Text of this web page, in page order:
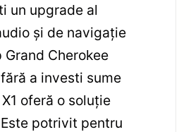
un upgrade al
și de navigație
Grand Cherokee
a investi sume
oferă o soluție
potrivit pentru